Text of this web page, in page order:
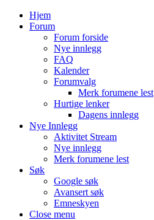
Hjem
Forum
Forum forside
Nye innlegg
FAQ
Kalender
Forumvalg
Merk forumene lest
Hurtige lenker
Dagens innlegg
Nye Innlegg
Aktivitet Stream
Nye innlegg
Merk forumene lest
Søk
Google søk
Avansert søk
Emneskyen
Close menu